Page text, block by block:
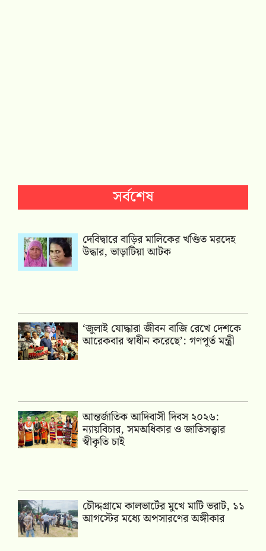
সর্বশেষ
দেবিদ্বারে বাড়ির মালিকের খণ্ডিত মরদেহ
উদ্ধার, ভাড়াটিয়া আটক
‘জুলাই যোদ্ধারা জীবন বাজি রেখে দেশকে
আরেকবার স্বাধীন করেছে’: গণপূর্ত মন্ত্রী
আন্তর্জাতিক আদিবাসী দিবস ২০২৬:
ন্যায়বিচার, সমঅধিকার ও জাতিসত্ত্বার
স্বীকৃতি চাই
চৌদ্দগ্রামে কালভার্টের মুখে মাটি ভরাট, ১১
আগস্টের মধ্যে অপসারণের অঙ্গীকার